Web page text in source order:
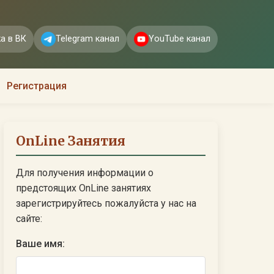
в ВК Telegram канал YouTube канал
Регистрация
OnLine Занятия
Для получения информации о
предстоящих OnLine занятиях
зарегистрируйтесь пожалуйста у нас на
сайте:
Ваше имя: